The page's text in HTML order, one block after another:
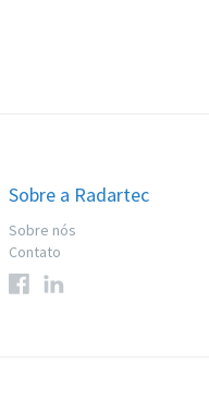
Sobre a Radartec
Sobre nós
Contato